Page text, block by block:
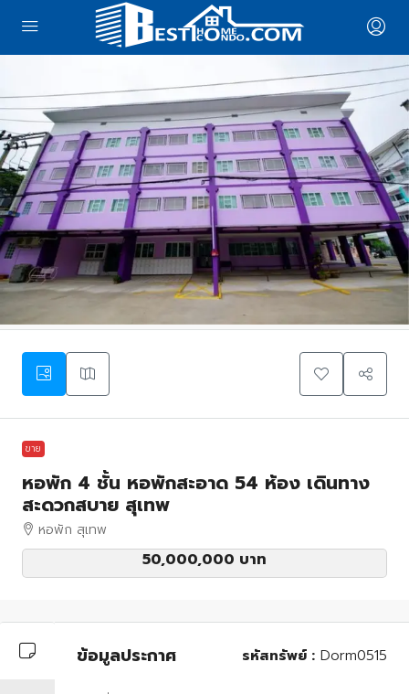
ขาย
หอพัก 4 ชั้น หอพักสะอาด 54 ห้อง เดินทาง
สะดวกสบาย สุเทพ
หอพัก สุเทพ
50,000,000 บาท
ข้อมูลประกาศ รหัสทรัพย์ : Dorm0515